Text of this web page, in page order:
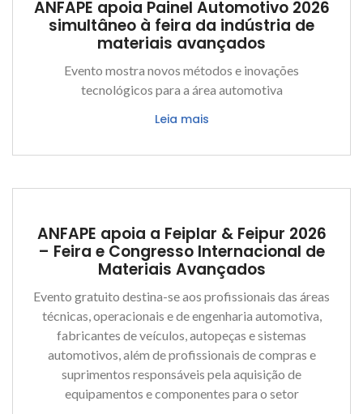
ANFAPE apoia Painel Automotivo 2026
simultâneo à feira da indústria de
materiais avançados
Evento mostra novos métodos e inovações
tecnológicos para a área automotiva
Leia mais
ANFAPE apoia a Feiplar & Feipur 2026
– Feira e Congresso Internacional de
Materiais Avançados
Evento gratuito destina-se aos profissionais das áreas
técnicas, operacionais e de engenharia automotiva,
fabricantes de veículos, autopeças e sistemas
automotivos, além de profissionais de compras e
suprimentos responsáveis pela aquisição de
equipamentos e componentes para o setor